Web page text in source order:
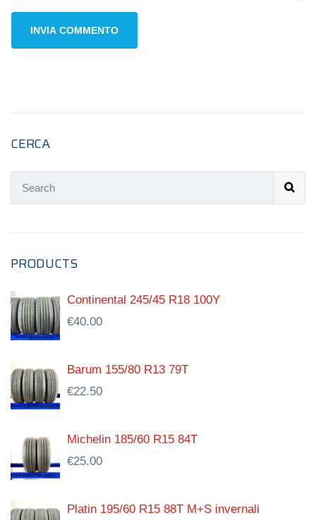
CERCA
PRODUCTS
Continental 245/45 R18 100Y
€40.00
Barum 155/80 R13 79T
€22.50
Michelin 185/60 R15 84T
€25.00
Platin 195/60 R15 88T M+S invernali